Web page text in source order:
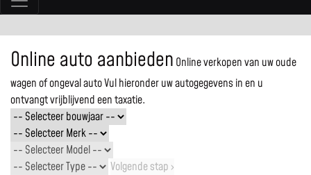
Hoofdnavigatie
Online auto aanbieden Online verkopen van uw oude
wagen of ongeval autoVul hieronder uw autogegevens in en u
ontvangt vrijblijvend een taxatie.
Volgende stap ›